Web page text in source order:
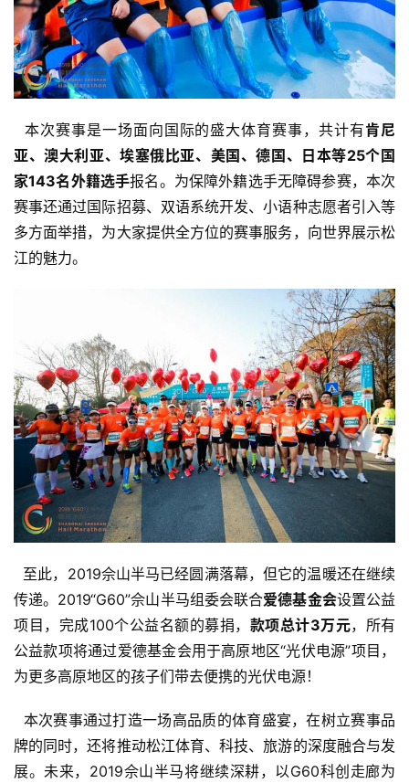
本次赛事是一场面向国际的盛大体育赛事，共计有肯尼
亚、澳大利亚、埃塞俄比亚、美国、德国、日本等25个国
家143名外籍选手报名。为保障外籍选手无障碍参赛，本次
赛事还通过国际招募、双语系统开发、小语种志愿者引入等
多方面举措，为大家提供全方位的赛事服务，向世界展示松
江的魅力。
至此，2019佘山半马已经圆满落幕，但它的温暖还在继续
传递。2019“G60”佘山半马组委会联合爱德基金会设置公益
项目，完成100个公益名额的募捐， 款项总计3万元，所有
公益款项将通过爱德基金会用于高原地区“光伏电源”项目，
为更多高原地区的孩子们带去便携的光伏电源！
本次赛事通过打造一场高品质的体育盛宴，在树立赛事品
牌的同时，还将推动松江体育、科技、旅游的深度融合与发
展。未来，2019佘山半马将继续深耕，以G60科创走廊为